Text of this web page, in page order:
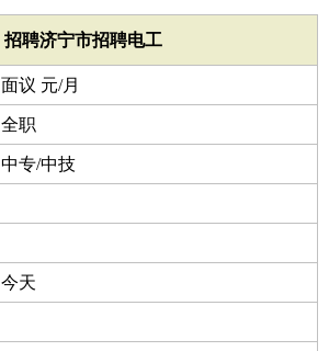
招聘济宁市招聘电工
面议 元/月
2人
全职
-
中专/中技
今天